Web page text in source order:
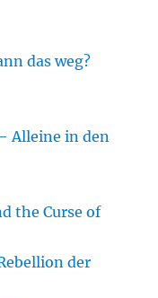
das weg?
Alleine in den
the Curse of
der